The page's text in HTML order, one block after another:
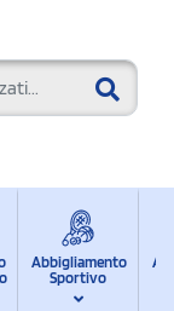
Abbigliamento
Sportivo